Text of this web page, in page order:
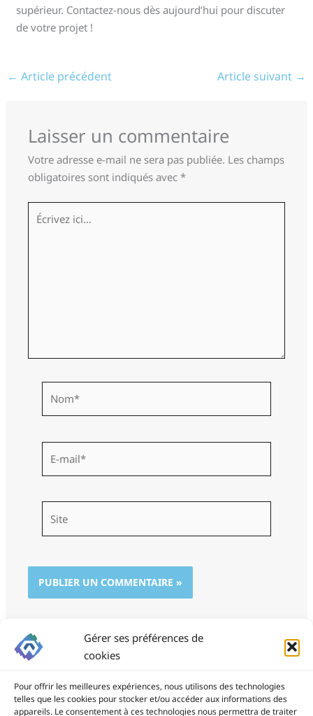
Gérer ses préférences de
cookies
Pour offrir les meilleures expériences, nous utilisons des technologies
telles que les cookies pour stocker et/ou accéder aux informations des
appareils. Le consentement à ces technologies nous permettra de traiter
supérieur. Contactez-nous dès aujourd’hui pour discuter
de votre projet !
← Article précédent Article suivant →
Laisser un commentaire
Votre adresse e-mail ne sera pas publiée. Les champs
obligatoires sont indiqués avec*
Écrivez
ici…
mail*